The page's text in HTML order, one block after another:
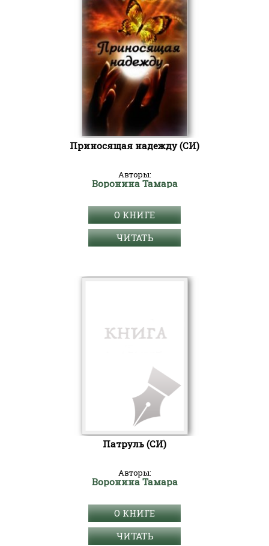
Приносящая надежду (СИ)
Авторы:
Воронина Тамара
О КНИГЕ
ЧИТАТЬ
Патруль (СИ)
Авторы:
Воронина Тамара
О КНИГЕ
ЧИТАТЬ